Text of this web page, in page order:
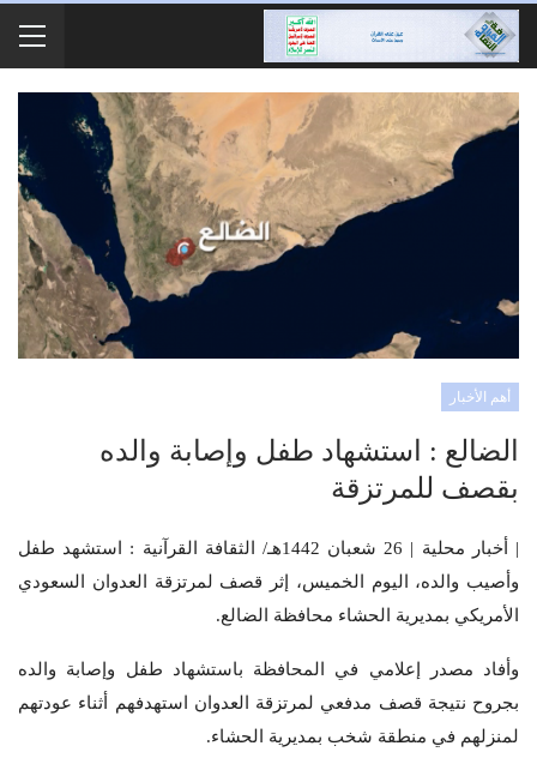
أهم الأخبار
الضالع : استشهاد طفل وإصابة والده
بقصف للمرتزقة
| أخبار محلية | 26 شعبان 1442هـ/ الثقافة القرآنية : استشهد طفل
وأصيب والده، اليوم الخميس، إثر قصف لمرتزقة العدوان السعودي
الأمريكي بمديرية الحشاء محافظة الضالع.
وأفاد مصدر إعلامي في المحافظة باستشهاد طفل وإصابة والده
بجروح نتيجة قصف مدفعي لمرتزقة العدوان استهدفهم أثناء عودتهم
لمنزلهم في منطقة شخب بمديرية الحشاء.